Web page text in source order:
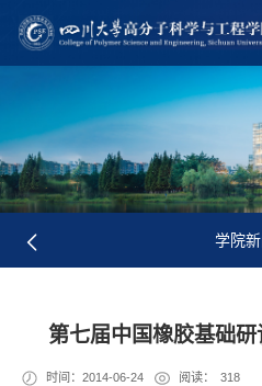
学院
第七届中国橡胶基础
时间：2014-06-24 阅读： 318